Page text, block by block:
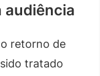
audiência
retorno de
tratado